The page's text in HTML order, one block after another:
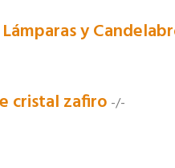
Lámparas y
cristal zafiro -/-